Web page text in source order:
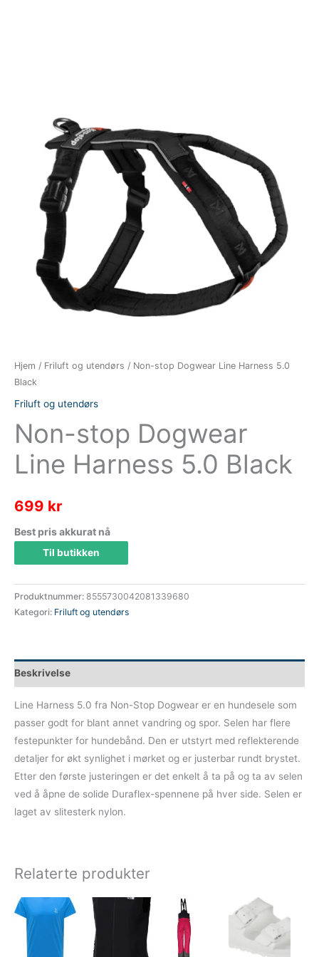
Hjem / Friluft og utendørs / Non-stop Dogwear Line Harness 5.0
Black
Friluft og utendørs
Non-stop Dogwear
Line Harness 5.0 Black
699 kr
Best pris akkurat nå
Til butikken
Produktnummer: 8555730042081339680
Kategori: Friluft og utendørs
Beskrivelse
Line Harness 5.0 fra Non-Stop Dogwear er en hundesele som
passer godt for blant annet vandring og spor. Selen har flere
festepunkter for hundebånd. Den er utstyrt med reflekterende
detaljer for økt synlighet i mørket og er justerbar rundt brystet.
Etter den første justeringen er det enkelt å ta på og ta av selen
ved å åpne de solide Duraflex-spennene på hver side. Selen er
laget av slitesterk nylon.
Relaterte produkter